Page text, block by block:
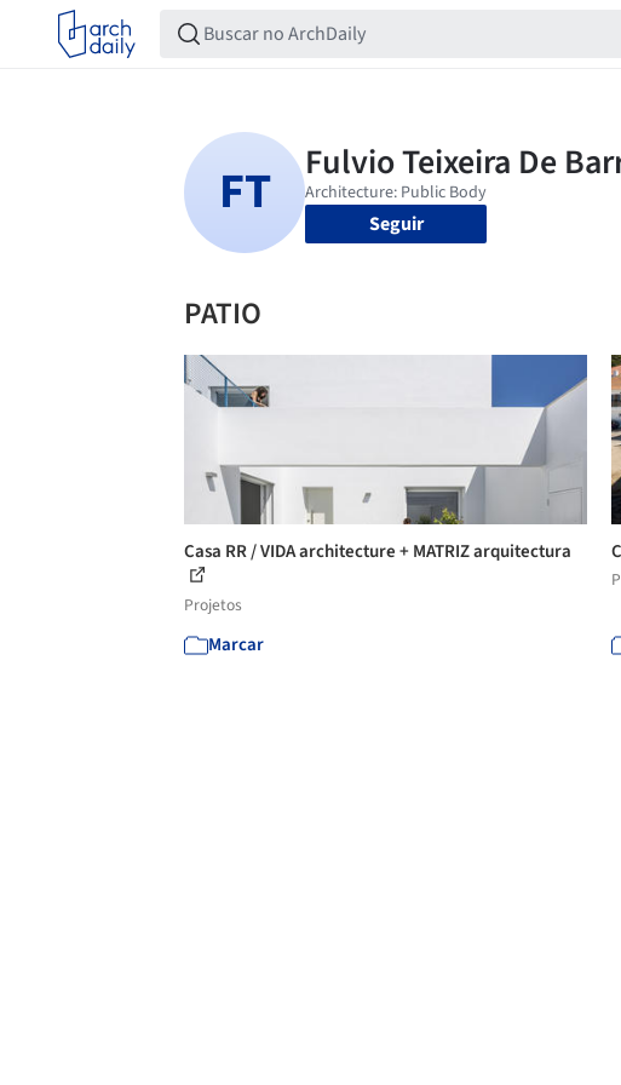
Seguir
PATIO
Casa RR / VIDA architecture + MATRIZ arquitectura
Projetos
Marcar